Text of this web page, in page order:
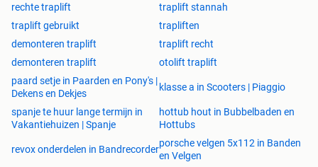
rechte traplift
traplift stannah
traplift gebruikt
trapliften
demonteren traplift
traplift recht
demonteren traplift
otolift traplift
paard setje in Paarden en Pony's |
Dekens en Dekjes
klasse a in Scooters | Piaggio
spanje te huur lange termijn in
Vakantiehuizen | Spanje
hottub hout in Bubbelbaden en
Hottubs
revox onderdelen in Bandrecorder
porsche velgen 5x112 in Banden
en Velgen